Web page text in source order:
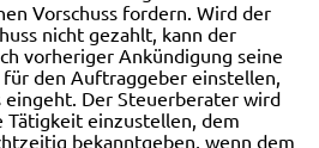
Vorschuss fordern. Wird der
nicht gezahlt, kann der
vorheriger Ankündigung seine
den Auftraggeber einstellen,
eingeht. Der Steuerberater wird
Tätigkeit einzustellen, dem
bekanntgeben, wenn dem